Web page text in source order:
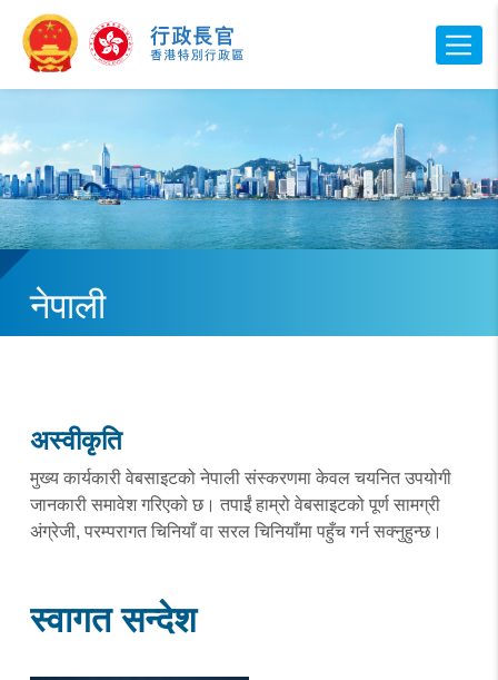
नेपाली
अस्वीकृति
मुख्य कार्यकारी वेबसाइटको नेपाली संस्करणमा केवल चयनित उपयोगी
जानकारी समावेश गरिएको छ। तपाईं हाम्रो वेबसाइटको पूर्ण सामग्री
अंग्रेजी, परम्परागत चिनियाँ वा सरल चिनियाँमा पहुँच गर्न सक्नुहुन्छ।
स्वागत सन्देश